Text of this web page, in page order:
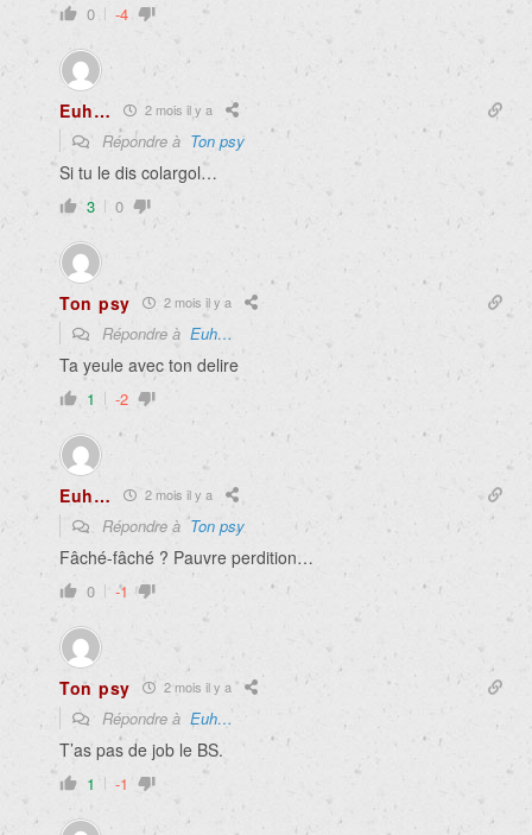
0 -4
Euh… 2 mois il y a
Répondre à Ton psy
Si tu le dis colargol…
3 0
Ton psy 2 mois il y a
Répondre à Euh…
Ta yeule avec ton delire
1 -2
Euh… 2 mois il y a
Répondre àTon psy
Fâché-fâché ? Pauvre perdition…
0 -1
Ton psy 2 mois il y a
Répondre à Euh…
T’as pas de job le BS.
1 -1